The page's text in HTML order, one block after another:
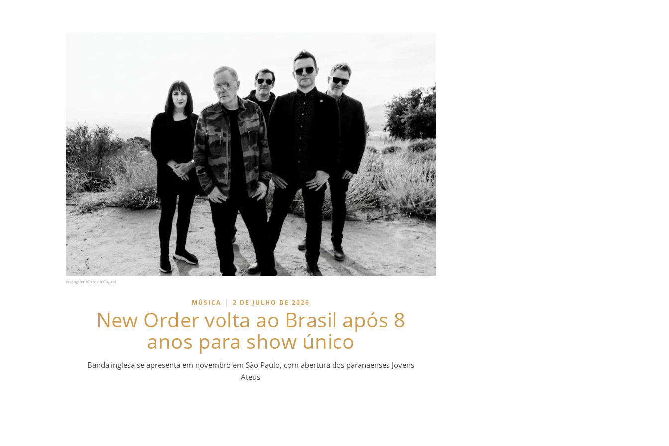
Instagram/Corona Capital
MÚSICA | 2 DE JULHO DE 2026
New Order volta ao Brasil após 8
anos para show único
Banda inglesa se apresenta em novembro em São Paulo, com abertura dos paranaenses Jovens
Ateus